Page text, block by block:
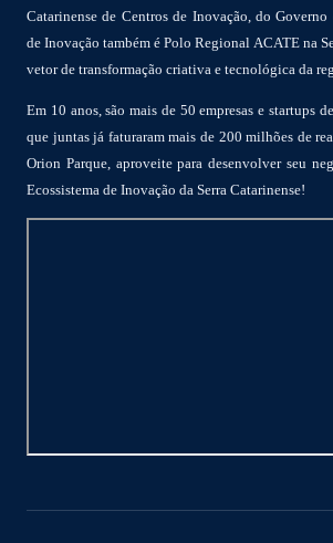
Catarinense de Centros de Inovação, do
de Inovação também é Polo Regional ACATE na
vetor de transformação criativa e tecnológica da
Em 10 anos, são mais de 50 empresas e startups
que juntas já faturaram mais de 200 milhões de
Orion Parque, aproveite para desenvolver seu
Ecossistema de Inovação da Serra Catarinense!